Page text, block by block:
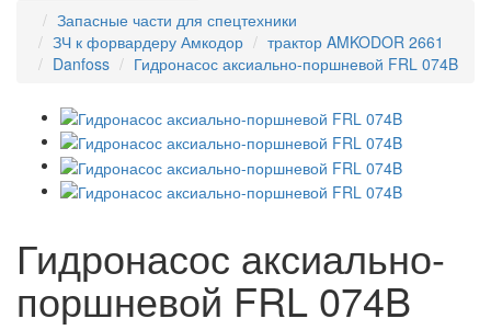
Запасные части для спецтехники
ЗЧ к форвардеру Амкодор
трактор AMKODOR 2661
Danfoss
Гидронасос аксиально-поршневой FRL 074B
Гидронасос аксиально-
поршневой FRL 074B